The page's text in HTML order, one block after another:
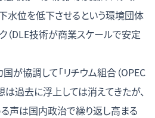
水位を低下させるという環境団体
（DLE技術が商業スケールで安定
が協調して「リチウム組合（OPEC
は過去に浮上しては消えてきたが、
声は国内政治で繰り返し高まる